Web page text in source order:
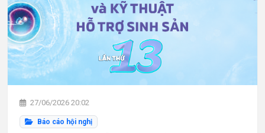
27/06/2026 20:02
Báo cáo hội nghị